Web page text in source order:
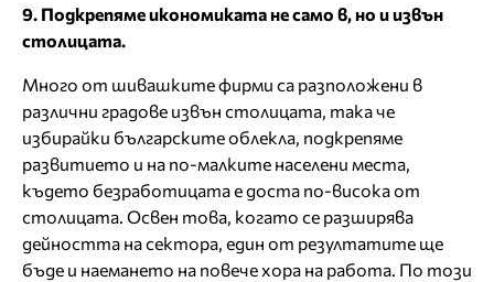
9. Подкрепяме икономиката не само в, но и извън
столицата.
Много от шивашките фирми са разположени в
различни градове извън столицата, така че
избирайки българските облекла, подкрепяме
развитието и на по-малките населени места,
където безработицата е доста по-висока от
столицата. Освен това, когато се разширява
дейността на сектора, един от резултатите ще
бъде и наемането на повече хора на работа. По този